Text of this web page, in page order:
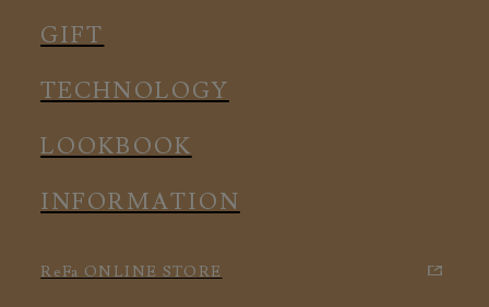
アクセサリー
ルームウェア
アクセサリー
GIFT
TECHNOLOGY
LOOKBOOK
INFORMATION
ReFa ONLINE STORE